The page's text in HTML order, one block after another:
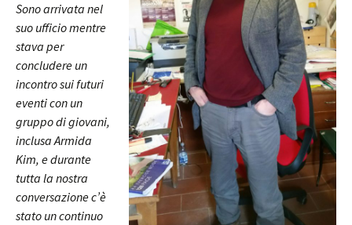
Sono arrivata nel
suo ufficio mentre
stava per
concludere un
incontro sui futuri
eventi con un
gruppo di giovani,
inclusa Armida
Kim, e durante
tutta la nostra
conversazione c’è
stato un continuo